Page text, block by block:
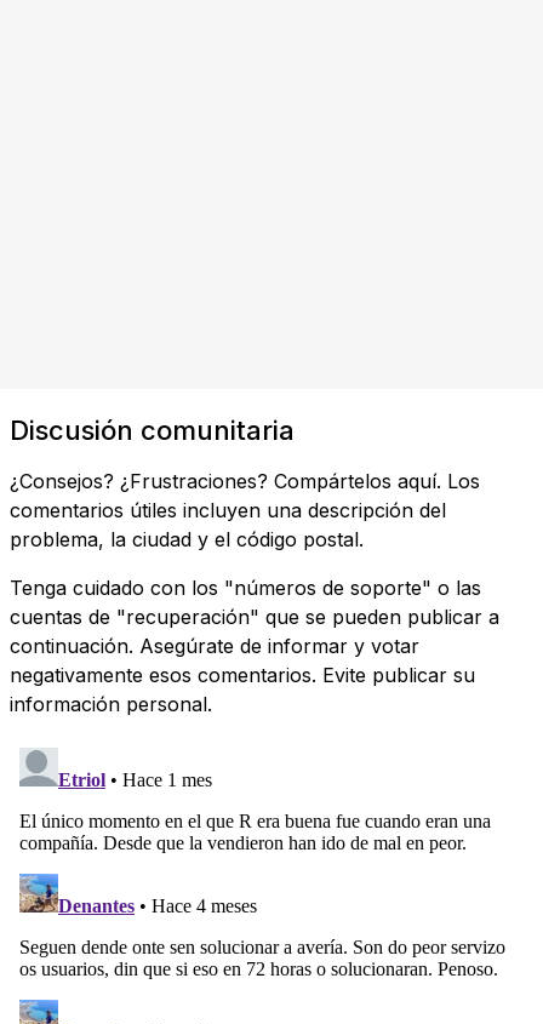
Discusión comunitaria
¿Consejos? ¿Frustraciones? Compártelos aquí. Los
comentarios útiles incluyen una descripción del
problema, la ciudad y el código postal.
Tenga cuidado con los "números de soporte" o las
cuentas de "recuperación" que se pueden publicar a
continuación. Asegúrate de informar y votar
negativamente esos comentarios. Evite publicar su
información personal.